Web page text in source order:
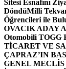
Sitesi Esnafını
DöndüMilli
Öğrencileri ile
OVACIK ADAY
Otomobili TOGG
TİCARET VE
ÇAPRAZ’IN
GENEL